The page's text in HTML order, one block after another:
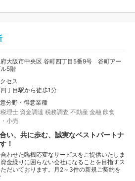
府大阪市中央区 谷町四丁目5番9号 谷町アー
5階
セス
丁目駅から徒歩1分
分野・得意業種
理士 資金調達 税務調査 不動産 金融 飲食
小売
い、共に歩む、誠実なベストパートナ
！
わせた臨機応変なサービスをご提供いたしま
金繰りに困らない会社になることを目指すス
だいております。月2～3件の新規ご契約を